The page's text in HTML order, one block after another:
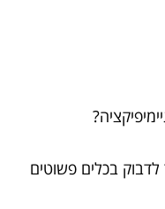
בכלים פשוטים